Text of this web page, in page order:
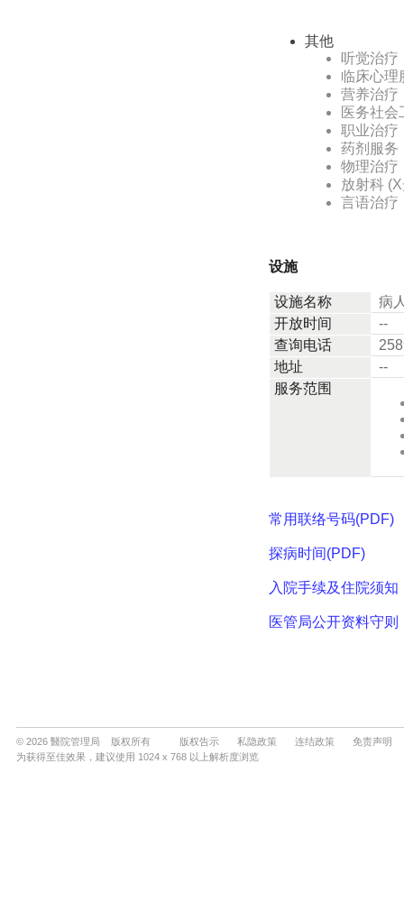
© 2026 醫院管理局 版权所有 版权告示 私隐政策 连结政策
免责声明
为获得至佳效果，建议使用 1024 x 768 以上解析度浏览